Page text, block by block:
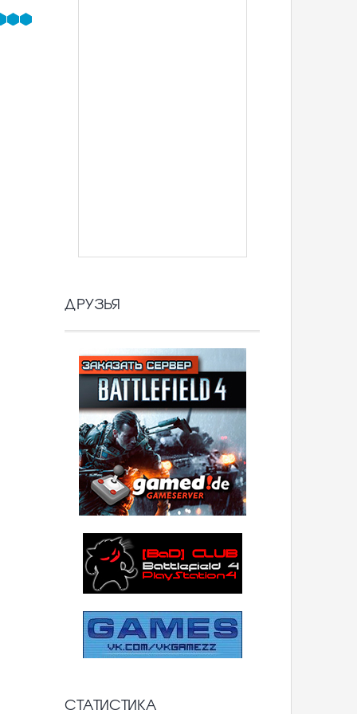
ДРУЗЬЯ
СТАТИСТИКА